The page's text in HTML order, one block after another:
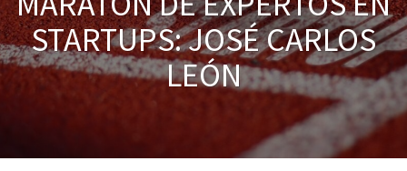
STARTUPS: JOSÉ CARLOS
LEÓN